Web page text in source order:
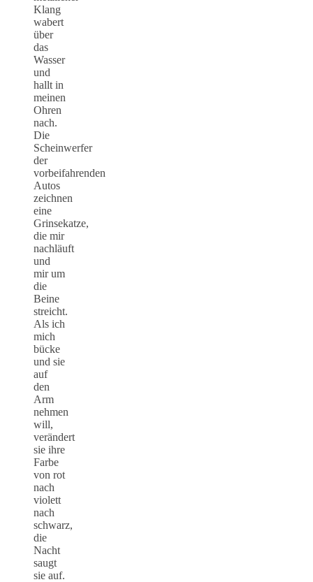
Klang
wabert
über
das
Wasser
und
hallt in
meinen
Ohren
nach.
Die
Scheinwerfer
der
vorbeifahrenden
Autos
zeichnen
eine
Grinsekatze,
die mir
nachläuft
und
mir um
die
Beine
streicht.
Als ich
mich
bücke
und sie
auf
den
Arm
nehmen
will,
verändert
sie ihre
Farbe
von rot
nach
violett
nach
schwarz,
die
Nacht
saugt
sie auf.